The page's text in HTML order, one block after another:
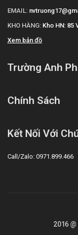
EMAIL:
KHO HÀNG: Kho HN: 85
Xem bản đồ
Trường Anh
Chính Sách
Kết Nối Với
Call/Zalo: 0971.899.466
2016